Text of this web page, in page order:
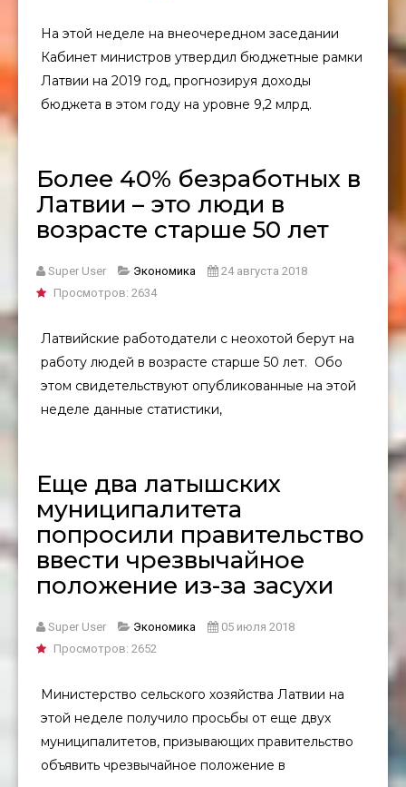
На этой неделе на внеочередном заседании
Кабинет министров утвердил бюджетные рамки
Латвии на 2019 год, прогнозируя доходы
бюджета в этом году на уровне 9,2 млрд.
Более 40% безработных в
Латвии – это люди в
возрасте старше 50 лет
Super User Экономика
24 августа 2018
Просмотров: 2634
Латвийские работодатели с неохотой берут на
работу людей в возрасте старше 50 лет. Обо
этом свидетельствуют опубликованные на этой
неделе данные статистики,
Еще два латышских
муниципалитета
попросили правительство
ввести чрезвычайное
положение из-за засухи
Super User Экономика
05 июля 2018
Просмотров: 2652
Министерство сельского хозяйства Латвии на
этой неделе получило просьбы от еще двух
муниципалитетов, призывающих правительство
объявить чрезвычайное положение в